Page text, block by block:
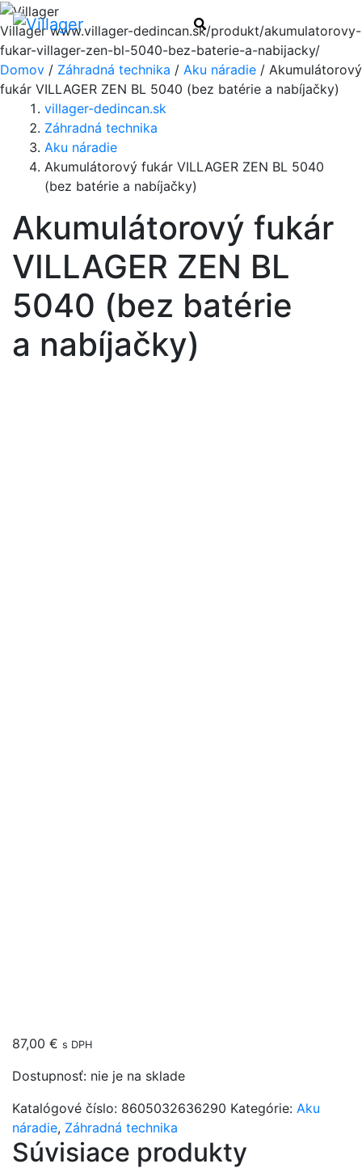
Villagerwww.villager-dedincan.sk/produkt/akumulatorovy-
fukar-villager-zen-bl-5040-bez-baterie-a-nabijacky/
Hľadať
Domov / Záhradná technika / Aku náradie / Akumulátorový
fukár VILLAGER ZEN BL 5040 (bez batérie a nabíjačky)
villager-dedincan.sk
Záhradná technika
Aku náradie
Akumulátorový fukár VILLAGER ZEN BL 5040
(bez batérie a nabíjačky)
Akumulátorový fukár
VILLAGER ZEN BL
5040 (bez batérie
a nabíjačky)
87,00 € s DPH
Dostupnosť: nie je na sklade
Katalógové číslo: 8605032636290 Kategórie: Aku
náradie, Záhradná technika
Súvisiace produkty